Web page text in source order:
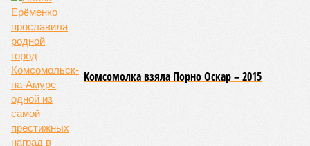
вулканическое огненное кольцо, включающее Индонезию,
Японию и западное побережье Северной и Южной Америки.
Турция, Иран, Индия и Непал также расположены на очень
активных линиях разломов тектонических плит. Не
исключение и центральная часть США – причина в Нью-
Мадридском разломе в штате Миссури. Землетрясения
средней силы – явление, в общем-то, обычное и вполне
сносное, но периодически, раз в несколько столетий,
трясёт так, что мало не покажется никому. К примеру, в
самом конце 2004 года бахнуло близ побережья